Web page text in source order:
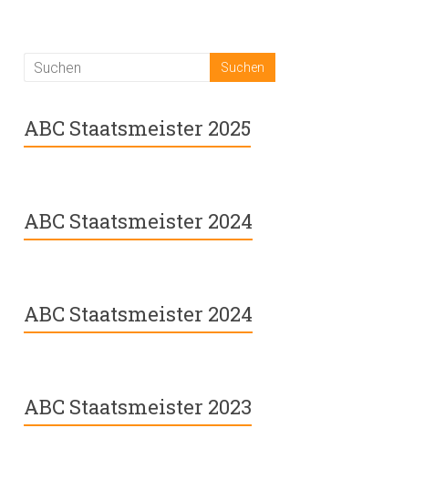
ABC Staatsmeister 2025
ABC Staatsmeister 2024
ABC Staatsmeister 2024
ABC Staatsmeister 2023